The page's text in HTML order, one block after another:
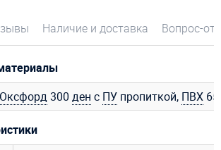
Наличие и доставка Вопрос-
Оксфорд300 ден с ПУ пропиткой, ПВХ